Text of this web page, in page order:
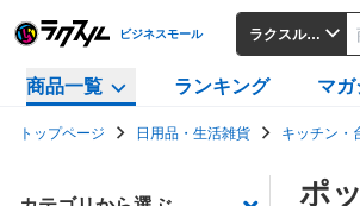
ビジネスモール ラクスルビジネ
商品一覧 ランキング マ
トップページ 日用品・生活雑貨 キッチン・
ポ